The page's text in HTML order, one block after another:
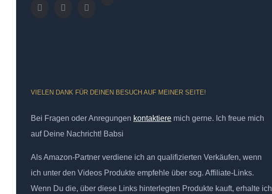
VIELEN DANK FÜR DEINEN BESUCH AUF MEINER SEITE!
Bei Fragen oder Anregungen kontaktiere mich gerne. Ich freue mich
auf Deine Nachricht! Babsi
Als Amazon-Partner verdiene ich an qualifizierten Verkäufen, wenn
ich unter den Videos Produkte empfehle über sog. Affiliate-Links.
Wenn Du die, über diese Links hinterlegten Produkte kauft, erhalte ich